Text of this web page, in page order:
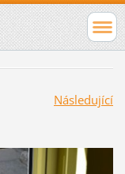
Následující